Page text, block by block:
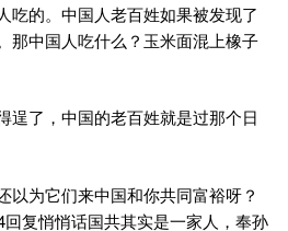
吃的。中国人老百姓如果被发现了
那中国人吃什么？玉米面混上橡子
逞了，中国的老百姓就是过那个日
以为它们来中国和你共同富裕呀？
回复悄悄话国共其实是一家人，奉孙